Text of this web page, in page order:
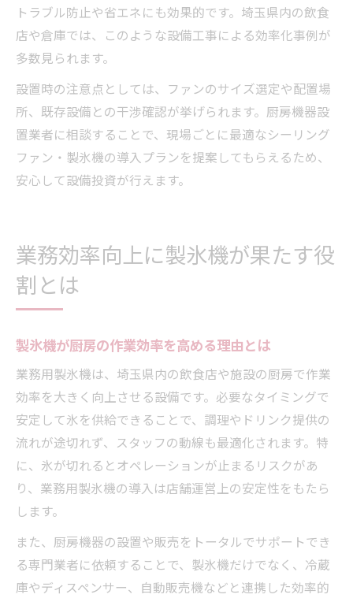
トラブル防止や省エネにも効果的です。埼玉県内の飲食
店や倉庫では、このような設備工事による効率化事例が
多数見られます。
設置時の注意点としては、ファンのサイズ選定や配置場
所、既存設備との干渉確認が挙げられます。厨房機器設
置業者に相談することで、現場ごとに最適なシーリング
ファン・製氷機の導入プランを提案してもらえるため、
安心して設備投資が行えます。
業務効率向上に製氷機が果たす役
割とは
製氷機が厨房の作業効率を高める理由とは
業務用製氷機は、埼玉県内の飲食店や施設の厨房で作業
効率を大きく向上させる設備です。必要なタイミングで
安定して氷を供給できることで、調理やドリンク提供の
流れが途切れず、スタッフの動線も最適化されます。特
に、氷が切れるとオペレーションが止まるリスクがあ
り、業務用製氷機の導入は店舗運営上の安定性をもたら
します。
また、厨房機器の設置や販売をトータルでサポートでき
る専門業者に依頼することで、製氷機だけでなく、冷蔵
庫やディスペンサー、自動販売機などと連携した効率的